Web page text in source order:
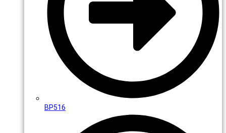
BP516